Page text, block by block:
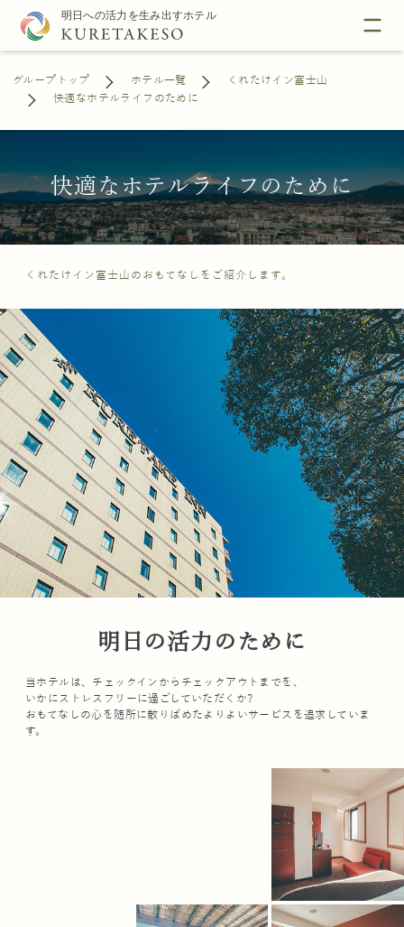
グループトップ ホテル一覧
くれたけイン富士山
快適なホテルライフのために
快適なホテルライフのために
くれたけイン富士山のおもてなしをご紹介します。
明日の活力のために
当ホテルは、チェックインからチェックアウトまでを、
いかにストレスフリーに過ごしていただくか?
おもてなしの心を随所に散りばめたよりよいサービスを追求していま
す。